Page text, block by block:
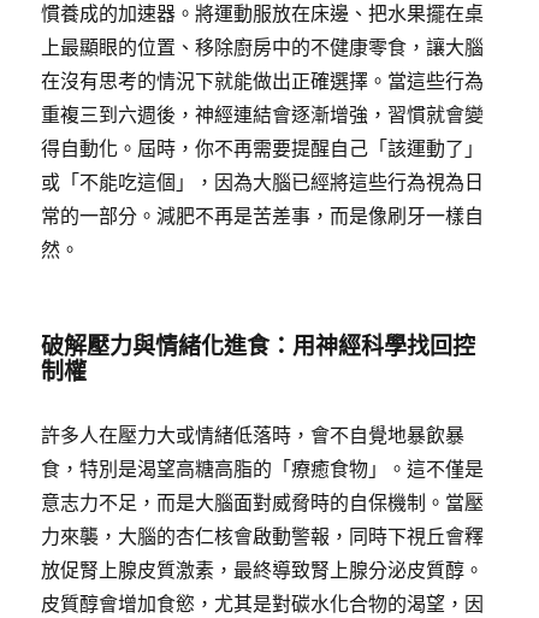
慣養成的加速器。將運動服放在床邊、把水果擺在桌
上最顯眼的位置、移除廚房中的不健康零食，讓大腦
在沒有思考的情況下就能做出正確選擇。當這些行為
重複三到六週後，神經連結會逐漸增強，習慣就會變
得自動化。屆時，你不再需要提醒自己「該運動了」
或「不能吃這個」，因為大腦已經將這些行為視為日
常的一部分。減肥不再是苦差事，而是像刷牙一樣自
然。
破解壓力與情緒化進食：用神經科學找回控
制權
許多人在壓力大或情緒低落時，會不自覺地暴飲暴
食，特別是渴望高糖高脂的「療癒食物」。這不僅是
意志力不足，而是大腦面對威脅時的自保機制。當壓
力來襲，大腦的杏仁核會啟動警報，同時下視丘會釋
放促腎上腺皮質激素，最終導致腎上腺分泌皮質醇。
皮質醇會增加食慾，尤其是對碳水化合物的渴望，因